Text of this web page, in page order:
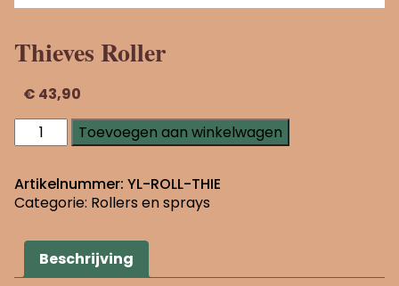
Thieves Roller
€ 43,90
Thieves
Roller
Toevoegen aan winkelwagen
Artikelnummer: YL-ROLL-THIE
Categorie: Rollers en sprays
Beschrijving